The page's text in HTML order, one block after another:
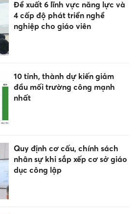
Đề xuất 6 lĩnh vực năng lực và
4 cấp độ phát triển nghề
nghiệp cho giáo viên
10 tỉnh, thành dự kiến giảm
đầu mối trường công mạnh
nhất
Quy định cơ cấu, chính sách
nhân sự khi sắp xếp cơ sở giáo
dục công lập